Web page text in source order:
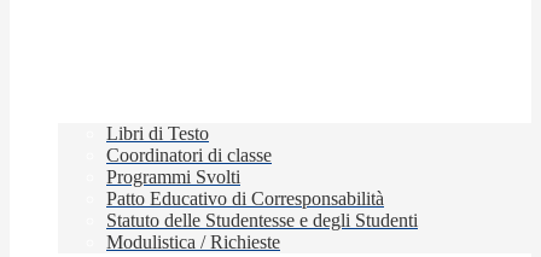
Libri di Testo
Coordinatori di classe
Programmi Svolti
Patto Educativo di Corresponsabilità
Statuto delle Studentesse e degli Studenti
Modulistica / Richieste